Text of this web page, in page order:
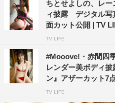
ちとせよしの、レ
ィ披露 デジタル写
面カット公開 | TV
TV LIFE
#Mooove!・赤間四
レンダー美ボディ
ン』アザーカット7
TV LIFE